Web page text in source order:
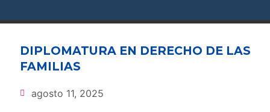
DIPLOMATURA EN DERECHO DE LAS
FAMILIAS
agosto 11, 2025